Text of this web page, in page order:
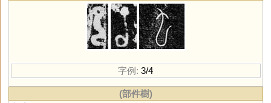
字例: 3/4
(部件樹)